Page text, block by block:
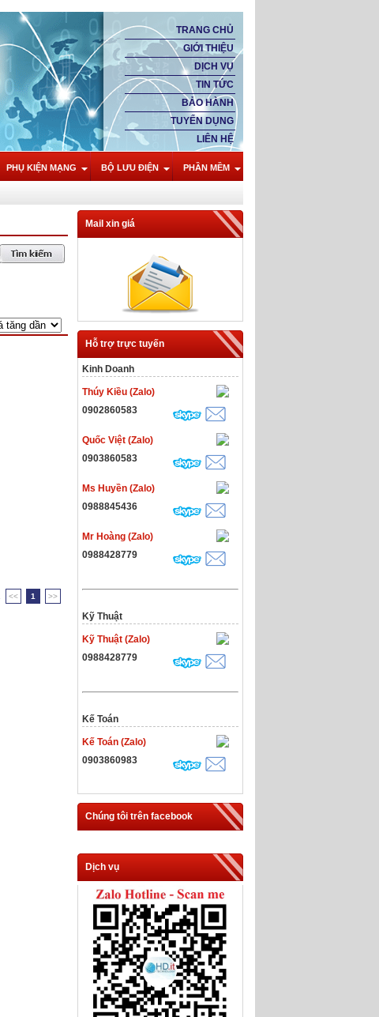
TRANG CHỦ
GIỚI THIỆU
DỊCH VỤ
TIN TỨC
BẢO HÀNH
TUYỂN DỤNG
LIÊN HỆ
PHỤ KIỆN MẠNG BỘ LƯU ĐIỆN PHẦN MỀM
<< 1 >>
Mail xin giá
Hỗ trợ trực tuyến
Kinh Doanh
Thúy Kiều (Zalo)
0902860583
Quốc Việt (Zalo)
0903860583
Ms Huyền (Zalo)
0988845436
Mr Hoàng (Zalo)
0988428779
Kỹ Thuật
Kỹ Thuật (Zalo)
0988428779
Kế Toán
Kế Toán (Zalo)
0903860983
Chúng tôi trên facebook
Dịch vụ